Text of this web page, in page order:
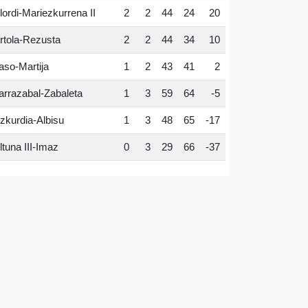
Mariezkurrena II 2 2 44 24 20
Rezusta 2 2 44 34 10
Martija 1 2 43 41 2
Zabaleta 1 3 59 64 -5
Albisu 1 3 48 65 -17
III-Imaz 0 3 29 66 -37